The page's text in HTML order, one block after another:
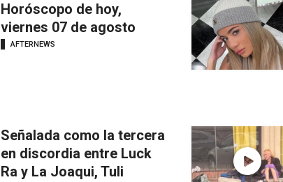
Horóscopo de hoy,
viernes 07 de agosto
AFTERNEWS
Señalada como la tercera
en discordia entre Luck
Ra y La Joaqui, Tuli